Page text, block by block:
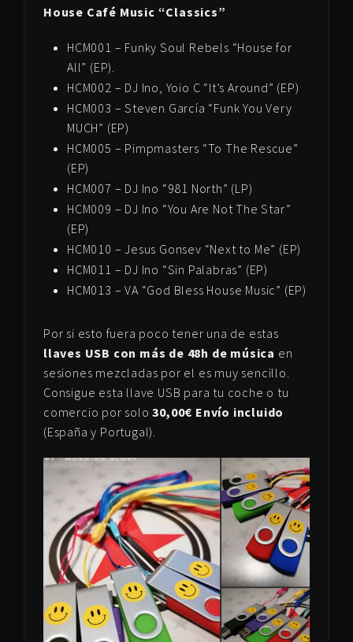
House Café Music “Classics”
HCM001 – Funky Soul Rebels “House for
All” (EP).
HCM002 – DJ Ino, Yoio C “It’s Around” (EP)
HCM003 – Steven García “Funk You Very
MUCH” (EP)
HCM005 – Pimpmasters “To The Rescue”
(EP)
HCM007 – DJ Ino “981 North” (LP)
HCM009 – DJ Ino “You Are Not The Star”
(EP)
HCM010 – Jesus Gonsev “Next to Me” (EP)
HCM011 – DJ Ino “Sin Palabras” (EP)
HCM013 – VA “God Bless House Music” (EP)
Por si esto fuera poco tener una de estas
llaves USB con más de 48h de música en
sesiones mezcladas por el es muy sencillo.
Consigue esta llave USB para tu coche o tu
comercio por solo30,00€ Envío incluido
(España y Portugal).